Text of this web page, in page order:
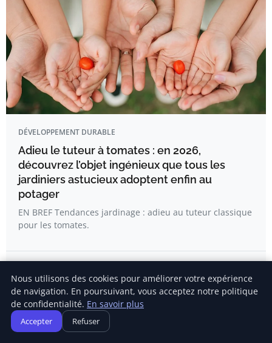
DÉVELOPPEMENT DURABLE
Adieu le tuteur à tomates : en 2026,
découvrez l’objet ingénieux que tous les
jardiniers astucieux adoptent enfin au
potager
EN BREF Tendances jardinage : adieu au tuteur classique
pour les tomates.
Nous utilisons des cookies pour améliorer votre expérience
de navigation. En poursuivant, vous acceptez notre politique
de confidentialité. En savoir plus
Accepter Refuser